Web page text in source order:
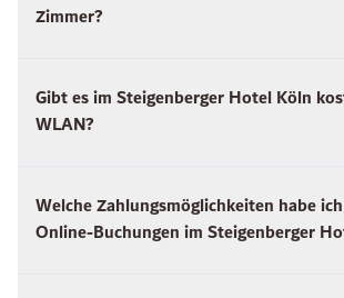
Zimmer?
Gibt es im Steigenberger Hotel Köln
WLAN?
Welche Zahlungsmöglichkeiten habe
Online-Buchungen im Steigenberger